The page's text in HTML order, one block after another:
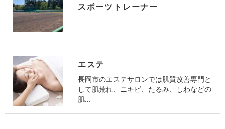
スポーツトレーナー
エステ
長岡市のエステサロンでは肌質改善専門と
して肌荒れ、ニキビ、たるみ、しわなどの
肌…